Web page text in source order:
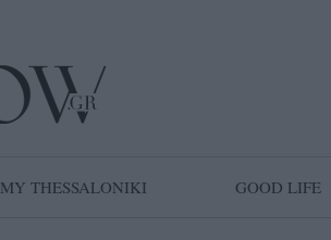
MY THESSALONIKI GOOD LIFE